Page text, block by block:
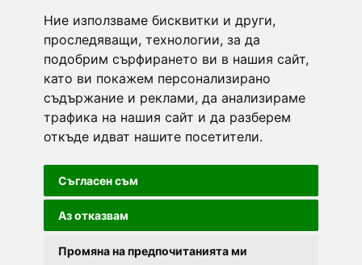
Ние използваме бисквитки и други,
проследяващи, технологии, за да
подобрим сърфирането ви в нашия сайт,
като ви покажем персонализирано
съдържание и реклами, да анализираме
трафика на нашия сайт и да разберем
откъде идват нашите посетители.
Съгласен съм
Аз отказвам
Промяна на предпочитанията ми
+359 894 49 0144
support@zasiti.bg
Zasiti.bg - всички права запазени.